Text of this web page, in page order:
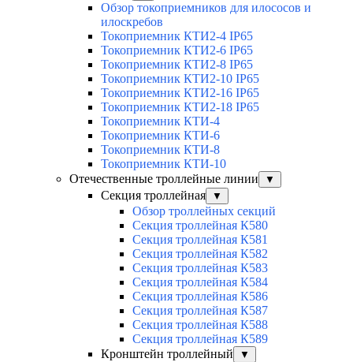
Обзор токоприемников для илососов и
илоскребов
Токоприемник КТИ2-4 IP65
Токоприемник КТИ2-6 IP65
Токоприемник КТИ2-8 IP65
Токоприемник КТИ2-10 IP65
Токоприемник КТИ2-16 IP65
Токоприемник КТИ2-18 IP65
Токоприемник КТИ-4
Токоприемник КТИ-6
Токоприемник КТИ-8
Токоприемник КТИ-10
Отечественные троллейные линии
▼
Секция троллейная ▼
Обзор троллейных секций
Секция троллейная К580
Секция троллейная К581
Секция троллейная К582
Секция троллейная К583
Секция троллейная К584
Секция троллейная К586
Секция троллейная К587
Секция троллейная К588
Секция троллейная К589
Кронштейн троллейный
▼